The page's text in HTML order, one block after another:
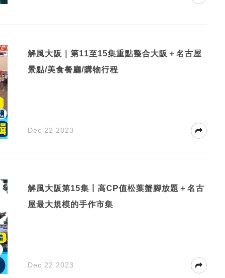
解風大阪｜第11至15集重點整合大阪＋名古屋
景點/美食餐廳/購物行程
Dec 22 2023
解風大阪第15集丨高CP值松葉蟹腳放題＋名古
屋最大規模的手作市集
Dec 22 2023